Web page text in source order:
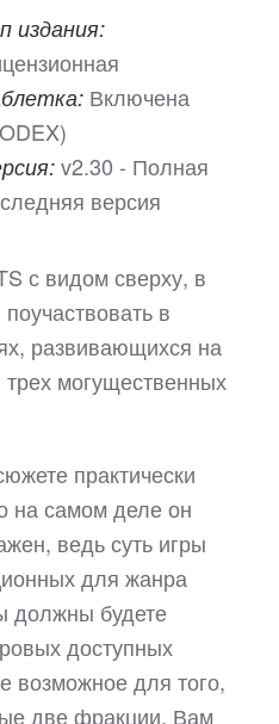
издания:
Включена
v2.30 - Полная
версия
с видом сверху, в
в
развивающихся на
могущественных
практически
на самом деле он
ведь суть игры
для жанра
должны будете
доступных
возможное для того,
две фракции. Вам